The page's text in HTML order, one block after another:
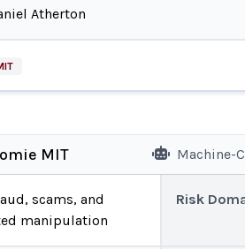
Atherton
MIT Machine-
scams, and
manipulation
Risk